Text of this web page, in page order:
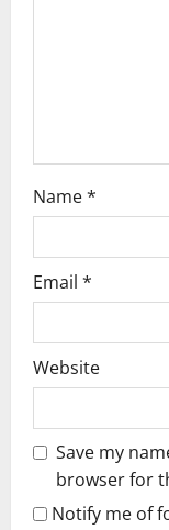
Name*
Email *
Website
Save my
browser for
Notify me of